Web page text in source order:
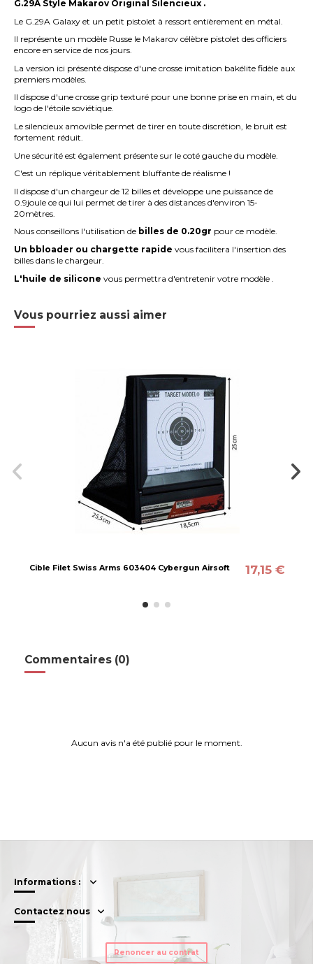
G.29A Style Makarov Original Silencieux .
Le G.29A Galaxy et un petit pistolet à ressort entièrement en métal.
Il représente un modèle Russe le Makarov célèbre pistolet des officiers
encore en service de nos jours.
La version ici présenté dispose d'une crosse imitation bakélite fidèle aux
premiers modèles.
Il dispose d'une crosse grip texturé pour une bonne prise en main, et du
logo de l'étoile soviétique.
Le silencieux amovible permet de tirer en toute discrétion, le bruit est
fortement réduit.
Une sécurité est également présente sur le coté gauche du modèle.
C'est un réplique véritablement bluffante de réalisme !
Il dispose d'un chargeur de 12 billes et développe une puissance de
0.9joule ce qui lui permet de tirer à des distances d'environ 15-
20mètres.
Nous conseillons l'utilisation de billes de 0.20gr pour ce modèle.
Un bbloader ou chargette rapide vous facilitera l'insertion des
billes dans le chargeur.
L'huile de silicone vous permettra d'entretenir votre modèle .
Vous pourriez aussi aimer
Cible Filet Swiss Arms 603404 Cybergun Airsoft 17,15 €
Commentaires (0)
Aucun avis n'a été publié pour le moment.
Informations :
Contactez nous
Renoncer au contrat